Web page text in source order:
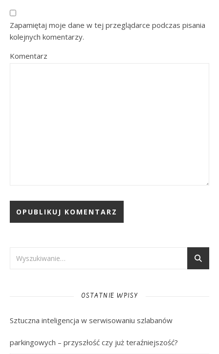
Zapamiętaj moje dane w tej przeglądarce podczas pisania
kolejnych komentarzy.
Komentarz
OSTATNIE WPISY
Sztuczna inteligencja w serwisowaniu szlabanów
parkingowych – przyszłość czy już teraźniejszość?